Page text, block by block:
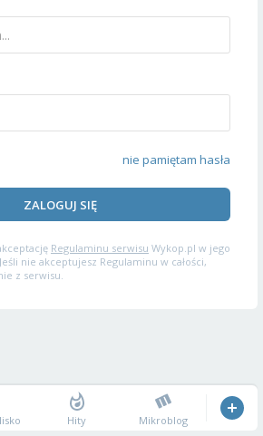
nie pamiętam hasła
ZALOGUJ SIĘ
Regulaminu serwisu Wykop.pl w jego
nie akceptujesz Regulaminu w całości,
z serwisu.
Hity Mikroblog